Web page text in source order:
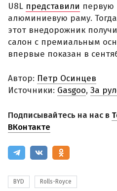
U8L представили первую
алюминиевую раму.
этот внедорожник
салон с премиальным
впервые показан в
Автор: Петр Осинцев
Источники: Gasgoo, За
Подписывайтесь на нас в
ВКонтакте
BYD Rolls-Royce